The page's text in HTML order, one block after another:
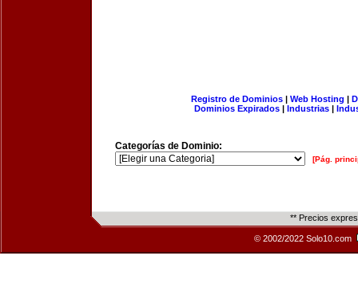
Registro de Dominios| Web Hosting |
Dominios Expirados | Industrias |
Categorías de Dominio:
[Pág.
** Precios
© 2002/2022 Solo10.com